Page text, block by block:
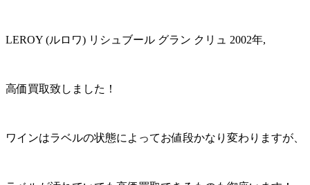
LEROY (ルロワ) リシュブール グラン クリュ 2002年,
高価買取致しました！
ワインはラベルの状態によってお値段かなり変わりますが、